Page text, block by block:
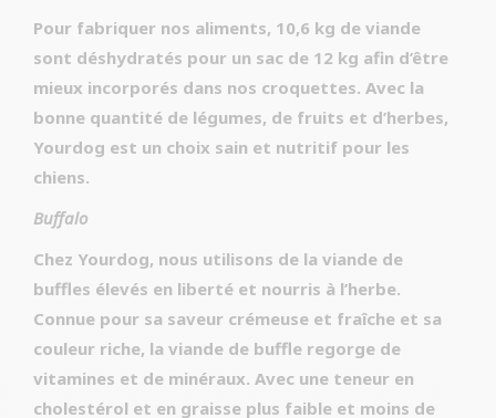
Pour fabriquer nos aliments, 10,6 kg de viande
sont déshydratés pour un sac de 12 kg afin d’être
mieux incorporés dans nos croquettes. Avec la
bonne quantité de légumes, de fruits et d’herbes,
Yourdog est un choix sain et nutritif pour les
chiens.
Buffalo
Chez Yourdog, nous utilisons de la viande de
buffles élevés en liberté et nourris à l’herbe.
Connue pour sa saveur crémeuse et fraîche et sa
couleur riche, la viande de buffle regorge de
vitamines et de minéraux. Avec une teneur en
cholestérol et en graisse plus faible et moins de